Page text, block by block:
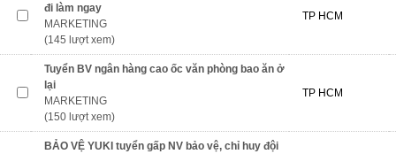
đi làm ngay
MARKETING
(145 lượt xem)
TP HCM
Tuyển BV ngân hàng cao ốc văn phòng bao ăn ở
lại
MARKETING
(150 lượt xem)
TP HCM
BẢO VỆ YUKI tuyển gấp NV bảo vệ, chỉ huy đội